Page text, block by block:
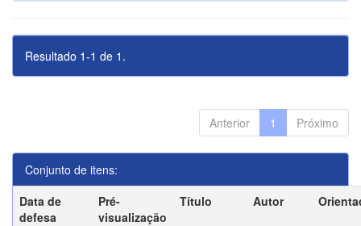
Resultado 1-1 de 1.
Anterior 1 Próximo
Conjunto de itens:
Data de
defesa
Pré-
visualização
Título Autor